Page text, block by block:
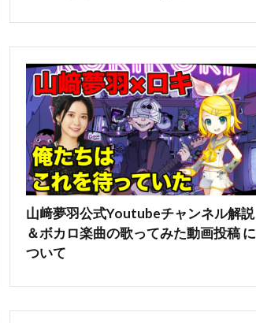
山﨑夢羽公式Youtubeチャンネル解説
＆ボカロ楽曲の歌ってみた動画投稿 に
ついて